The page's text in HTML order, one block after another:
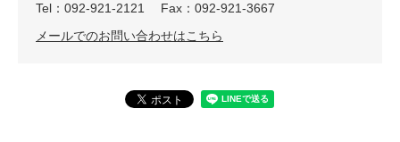
Tel：092-921-2121
Fax：092-921-3667
メールでのお問い合わせはこちら